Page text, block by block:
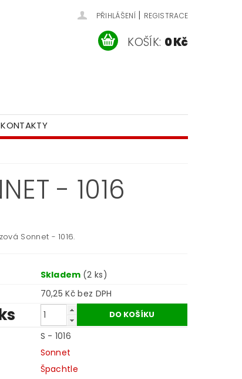
PŘIHLÁŠENÍ | REGISTRACE
KOŠÍK: 0 Kč
KONTAKTY
- 1016
Sonnet - 1016.
Skladem (2 ks)
70,25 Kč bez DPH
S - 1016
Sonnet
Špachtle